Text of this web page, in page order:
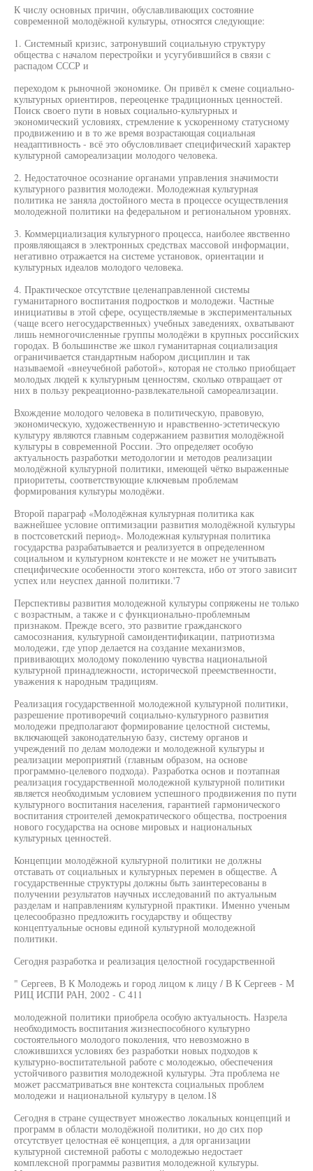
К числу основных причин, обуславливающих состояние
современной молодёжной культуры, относятся следующие:
1. Системный кризис, затронувший социальную структуру
общества с началом перестройки и усугубившийся в связи с
распадом СССР и
переходом к рыночной экономике. Он привёл к смене социально-
культурных ориентиров, переоценке традиционных ценностей.
Поиск своего пути в новых социально-культурных и
экономический условиях, стремление к ускоренному статусному
продвижению и в то же время возрастающая социальная
неадаптивность - всё это обусловливает специфический характер
культурной самореализации молодого человека.
2. Недостаточное осознание органами управления значимости
культурного развития молодежи. Молодежная культурная
политика не заняла достойного места в процессе осуществления
молодежной политики на федеральном и региональном уровнях.
3. Коммерциализация культурного процесса, наиболее явственно
проявляющаяся в электронных средствах массовой информации,
негативно отражается на системе установок, ориентации и
культурных идеалов молодого человека.
4. Практическое отсутствие целенаправленной системы
гуманитарного воспитания подростков и молодежи. Частные
инициативы в этой сфере, осуществляемые в экспериментальных
(чаще всего негосударственных) учебных заведениях, охватывают
лишь немногочисленные группы молодёжи в крупных российских
городах. В большинстве же школ гуманитарная социализация
ограничивается стандартным набором дисциплин и так
называемой «внеучебной работой», которая не столько приобщает
молодых людей к культурным ценностям, сколько отвращает от
них в пользу рекреационно-развлекательной самореализации.
Вхождение молодого человека в политическую, правовую,
экономическую, художественную и нравственно-эстетическую
культуру являются главным содержанием развития молодёжной
культуры в современной России. Это определяет особую
актуальность разработки методологии и методов реализации
молодёжной культурной политики, имеющей чётко выраженные
приоритеты, соответствующие ключевым проблемам
формирования культуры молодёжи.
Второй параграф «Молодёжная культурная политика как
важнейшее условие оптимизации развития молодёжной культуры
в постсоветский период». Молодежная культурная политика
государства разрабатывается и реализуется в определенном
социальном и культурном контексте и не может не учитывать
специфические особенности этого контекста, ибо от этого зависит
успех или неуспех данной политики.'7
Перспективы развития молодежной культуры сопряжены не только
с возрастным, а также и с функционально-проблемным
признаком. Прежде всего, это развитие гражданского
самосознания, культурной самоидентификации, патриотизма
молодежи, где упор делается на создание механизмов,
прививающих молодому поколению чувства национальной
культурной принадлежности, исторической преемственности,
уважения к народным традициям.
Реализация государственной молодежной культурной политики,
разрешение противоречий социально-культурного развития
молодежи предполагают формирование целостной системы,
включающей законодательную базу, систему органов и
учреждений по делам молодежи и молодежной культуры и
реализации мероприятий (главным образом, на основе
программно-целевого подхода). Разработка основ и поэтапная
реализация государственной молодежной культурной политики
является необходимым условием успешного продвижения по пути
культурного воспитания населения, гарантией гармонического
воспитания строителей демократического общества, построения
нового государства на основе мировых и национальных
культурных ценностей.
Концепции молодёжной культурной политики не должны
отставать от социальных и культурных перемен в обществе. А
государственные структуры должны быть заинтересованы в
получении результатов научных исследований по актуальным
разделам и направлениям культурной практики. Именно ученым
целесообразно предложить государству и обществу
концептуальные основы единой культурной молодежной
политики.
Сегодня разработка и реализация целостной государственной
" Сергеев, В К Молодежь и город лицом к лицу / В К Сергеев - М
РИЦ ИСПИ РАН, 2002 - С 411
молодежной политики приобрела особую актуальность. Назрела
необходимость воспитания жизнеспособного культурно
состоятельного молодого поколения, что невозможно в
сложившихся условиях без разработки новых подходов к
культурно-воспитательной работе с молодежью, обеспечения
устойчивого развития молодежной культуры. Эта проблема не
может рассматриваться вне контекста социальных проблем
молодежи и национальной культуру в целом.18
Сегодня в стране существует множество локальных концепций и
программ в области молодёжной политики, но до сих пор
отсутствует целостная её концепция, а для организации
культурной системной работы с молодежью недостает
комплексной программы развития молодежной культуры.